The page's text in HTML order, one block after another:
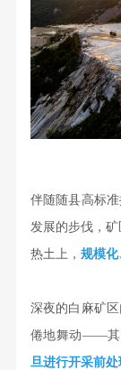
伴随随县高标
发展的步伐，
热土上， 规模
深夜的白麻矿
倦地舞动——其
旦进行开采前处